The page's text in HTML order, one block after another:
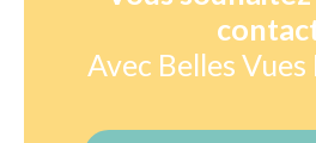
Avec Belles Vues